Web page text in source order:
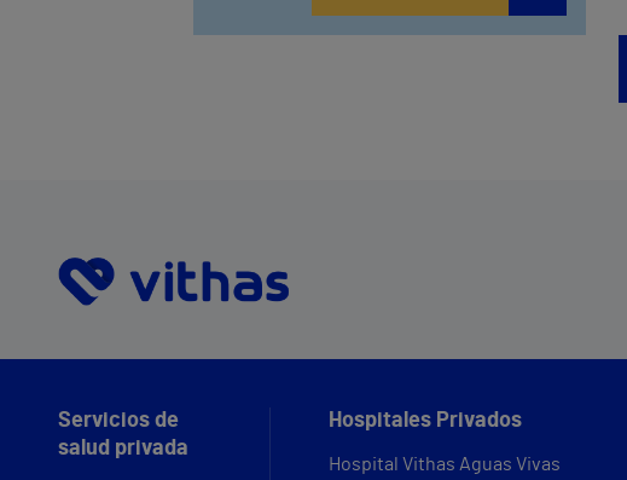
Servicios de
salud privada
Hospitales Privados
Hospital Vithas Aguas Vivas